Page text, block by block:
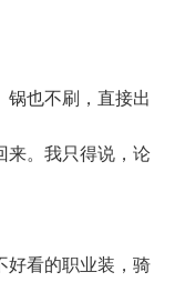
也不刷，直接出
来。我只得说，论
看的职业装，骑